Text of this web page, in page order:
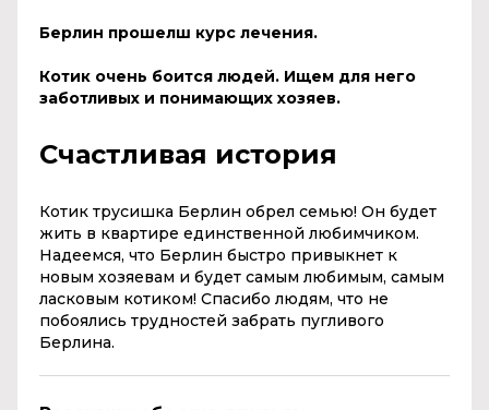
Берлин прошелш курс лечения.
Котик очень боится людей. Ищем для него
заботливых и понимающих хозяев.
Счастливая история
Котик трусишка Берлин обрел семью! Он будет
жить в квартире единственной любимчиком.
Надеемся, что Берлин быстро привыкнет к
новым хозяевам и будет самым любимым, самым
ласковым котиком! Спасибо людям, что не
побоялись трудностей забрать пугливого
Берлина.